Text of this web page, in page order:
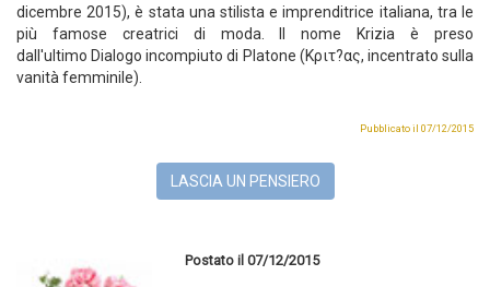
dicembre 2015), è stata una stilista e imprenditrice italiana, tra le
più famose creatrici di moda. Il nome Krizia è preso
dall'ultimo Dialogo incompiuto di Platone (Κριτ?ας, incentrato sulla
vanità femminile).
Pubblicato il 07/12/2015
LASCIA UN PENSIERO
Postato il 07/12/2015